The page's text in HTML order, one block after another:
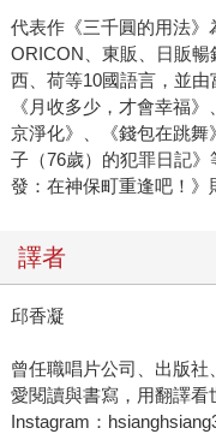
代表作《三千圓的用法》
ORICON、東販、日販暢
西、荷等10國語言，並
《月收多少，才會幸福
京淨化》、《錢包在跳
子（76歲）的犯罪日記
發：在神保町重逢吧！》
譯者
邱香凝
曾任職唱片公司、出版
愛閱讀與書寫，用翻譯看
Instagram：